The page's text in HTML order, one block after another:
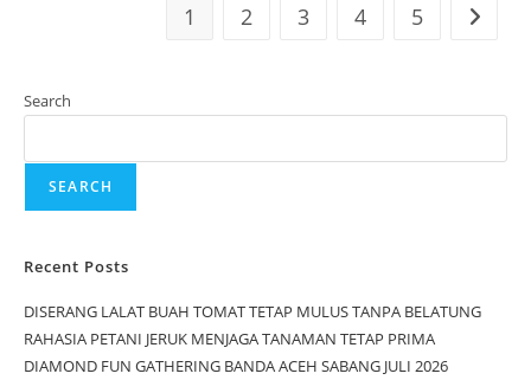
1 2 3 4 5
Search
SEARCH
Recent Posts
DISERANG LALAT BUAH TOMAT TETAP MULUS TANPA BELATUNG
RAHASIA PETANI JERUK MENJAGA TANAMAN TETAP PRIMA
DIAMOND FUN GATHERING BANDA ACEH SABANG JULI 2026